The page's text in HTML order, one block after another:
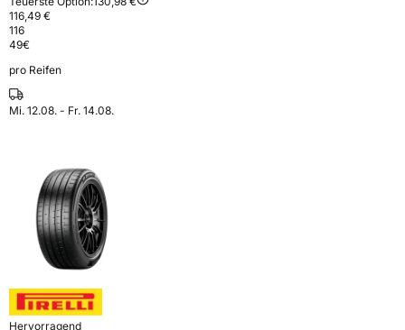
116,49 €
116
49€
pro Reifen
Mi. 12.08. - Fr. 14.08.
Hervorragend